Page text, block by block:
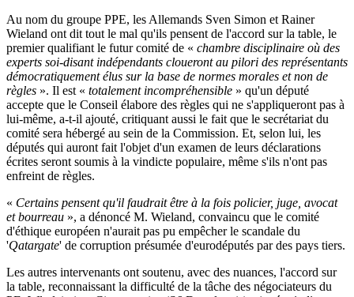
Au nom du groupe PPE, les Allemands Sven Simon et Rainer
Wieland ont dit tout le mal qu'ils pensent de l'accord sur la table, le
premier qualifiant le futur comité de « chambre disciplinaire où des
experts soi-disant indépendants cloueront au pilori des représentants
démocratiquement élus sur la base de normes morales et non de
règles ». Il est « totalement incompréhensible » qu'un député
accepte que le Conseil élabore des règles qui ne s'appliqueront pas à
lui-même, a-t-il ajouté, critiquant aussi le fait que le secrétariat du
comité sera hébergé au sein de la Commission. Et, selon lui, les
députés qui auront fait l'objet d'un examen de leurs déclarations
écrites seront soumis à la vindicte populaire, même s'ils n'ont pas
enfreint de règles.
« Certains pensent qu'il faudrait être à la fois policier, juge, avocat
et bourreau », a dénoncé M. Wieland, convaincu que le comité
d'éthique européen n'aurait pas pu empêcher le scandale du
'Qatargate' de corruption présumée d'eurodéputés par des pays tiers.
Les autres intervenants ont soutenu, avec des nuances, l'accord sur
la table, reconnaissant la difficulté de la tâche des négociateurs du